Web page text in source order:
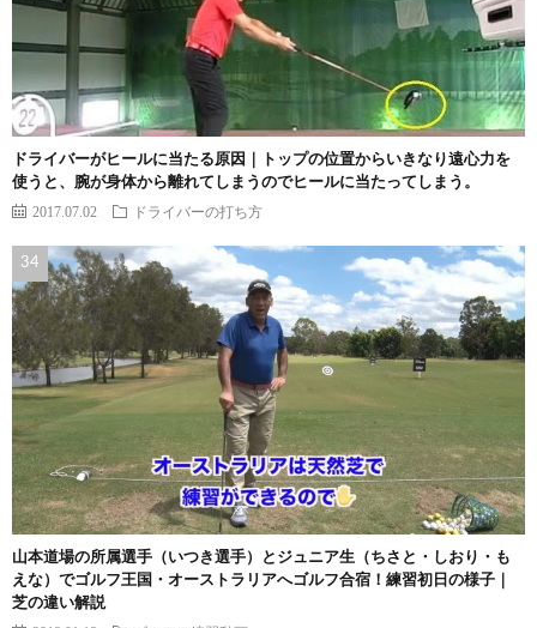
ドライバーがヒールに当たる原因｜トップの位置からいきなり遠心力を
使うと、腕が身体から離れてしまうのでヒールに当たってしまう。
2017.07.02 ドライバーの打ち方
山本道場の所属選手（いつき選手）とジュニア生（ちさと・しおり・も
えな）でゴルフ王国・オーストラリアへゴルフ合宿！練習初日の様子｜
芝の違い解説